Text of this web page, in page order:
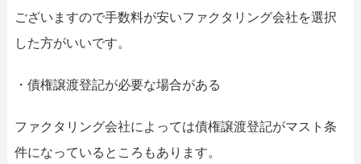
ございますので手数料が安いファクタリング会社を選択
した方がいいです。
・債権譲渡登記が必要な場合がある
ファクタリング会社によっては債権譲渡登記がマスト条
件になっているところもあります。